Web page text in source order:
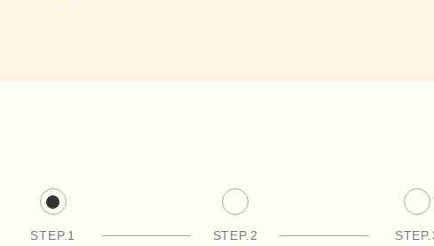
STEP.1 STEP.2